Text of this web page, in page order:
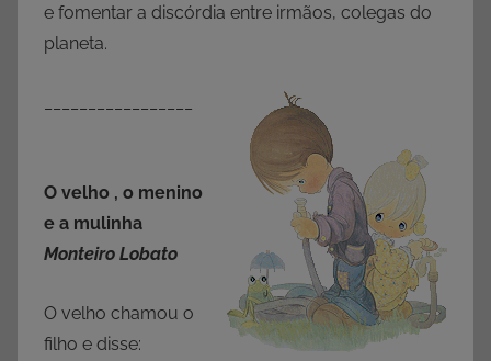
e fomentar a discórdia entre irmãos, colegas do
planeta.
O velho , o menino
e a mulinha
Monteiro Lobato
O velho chamou o
filho e disse: